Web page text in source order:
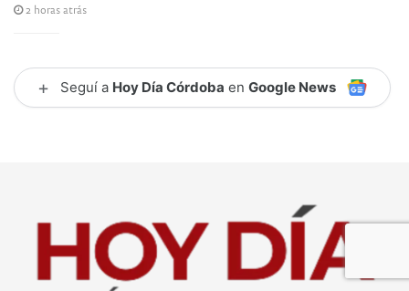
2 horas atrás
+ Seguí a Hoy Día Córdoba en Google News